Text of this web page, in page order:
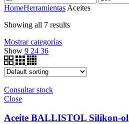
HomeHerramientas Aceites
Showing all 7 results
Mostrar categorías
Show 9 24 36
Consultar stock
Close
Aceite BALLISTOL Silikon-ol